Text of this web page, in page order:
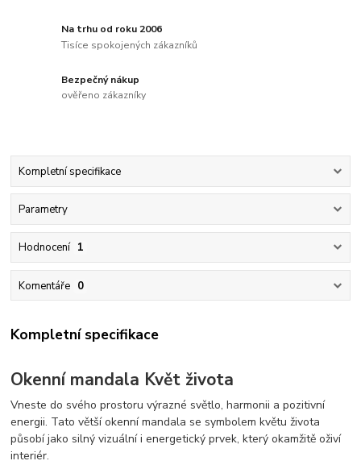
Na trhu od roku 2006
Tisíce spokojených zákazníků
Bezpečný nákup
ověřeno zákazníky
Kompletní specifikace
Parametry
Hodnocení 1
Komentáře 0
Kompletní specifikace
Okenní mandala Květ života
Vneste do svého prostoru výrazné světlo, harmonii a pozitivní
energii. Tato větší okenní mandala se symbolem květu života
působí jako silný vizuální i energetický prvek, který okamžitě oživí
interiér.